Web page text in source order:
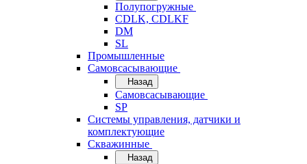
Полупогружные
CDLK, CDLKF
DM
SL
Промышленные
Самовсасывающие
Назад
Самовсасывающие
SP
Системы управления, датчики и
комплектующие
Скважинные
Назад